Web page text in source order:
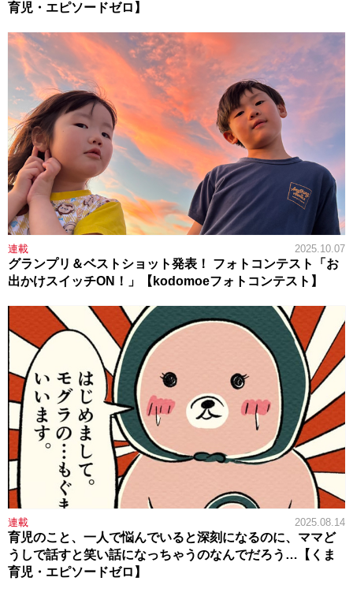
育児・エピソードゼロ】
連載 2025.10.07
グランプリ＆ベストショット発表！ フォトコンテスト「お
出かけスイッチON！」【kodomoeフォトコンテスト】
連載 2025.08.14
育児のこと、一人で悩んでいると深刻になるのに、ママど
うしで話すと笑い話になっちゃうのなんでだろう…【くま
育児・エピソードゼロ】